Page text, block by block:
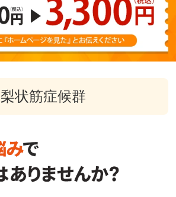
梨状筋症候群